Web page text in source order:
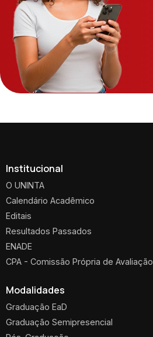
Institucional
O UNINTA
Calendário Acadêmico
Editais
Resultados Passados
ENADE
CPA - Comissão Própria de Avaliação
Modalidades
Graduação EaD
Graduação Semipresencial